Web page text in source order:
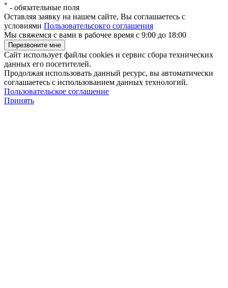
* - обязательные поля
Оставляя заявку на нашем сайте, Вы соглашаетесь с
условиями Пользовательсокго соглашения
Мы свяжемся с вами в рабочее время с 9:00 до 18:00
Сайт использует файлы cookies и сервис сбора технических
данных его посетителей.
Продолжая использовать данный ресурс, вы автоматически
соглашаетесь с использованием данных технологий.
Пользовательское соглашение
Принять